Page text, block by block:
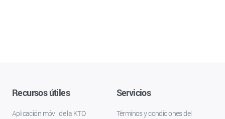
Recursos útiles
Aplicación móvil de la KTO
Servicios
Términos y condiciones del